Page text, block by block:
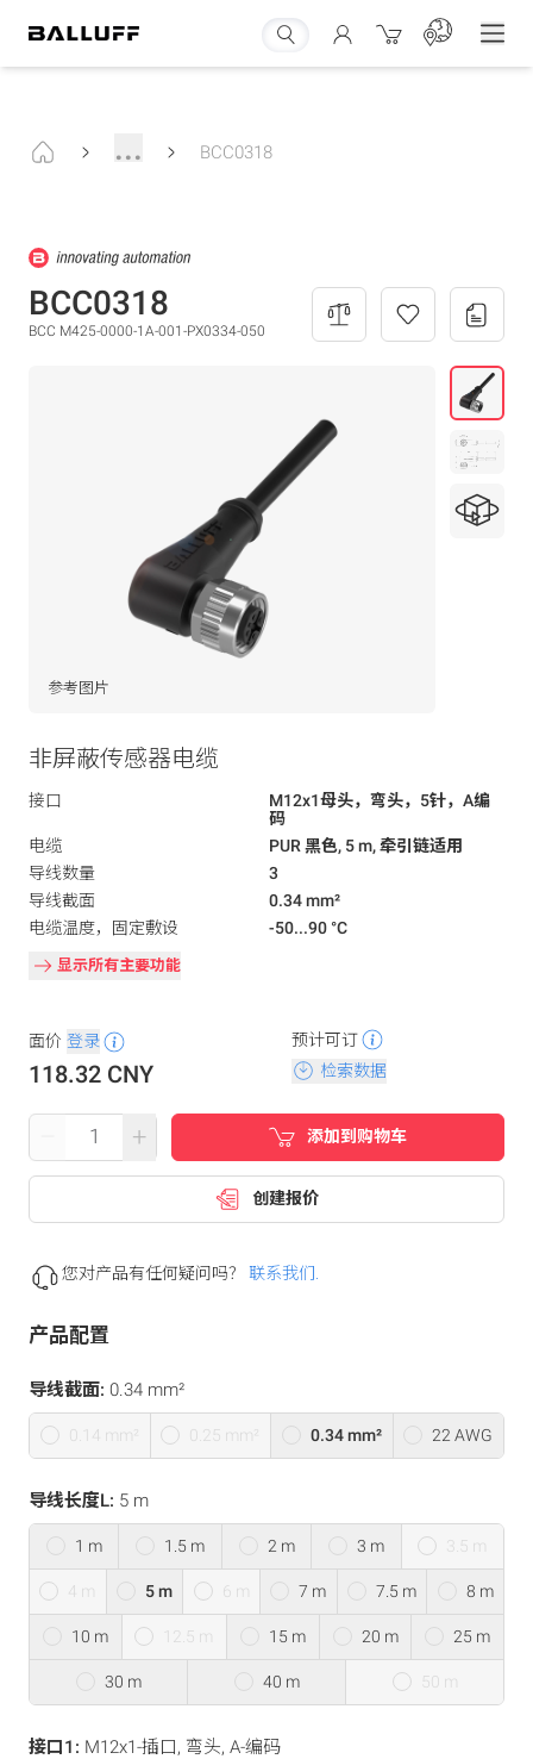
... BCC0318
BCC0318
BCC M425-0000-1A-001-PX0334-050
参考图片
非屏蔽传感器电缆
接口
M12x1母头，弯头，5针，A编
码
电缆
PUR 黑色, 5 m, 牵引链适用
导线数量
3
导线截面
0.34 mm²
电缆温度，固定敷设
-50...90 °C
显示所有主要功能
面价 登录
118.32 CNY
预计可订
检索数据
+ 添加到购物车
创建报价
您对产品有任何疑问吗？ 联系我们.
产品配置
导线截面: 0.34 mm²
0.14 mm² 0.25 mm² 0.34 mm² 22 AWG
导线长度L: 5 m
1 m 1.5 m 2 m 3 m 3.5 m
4 m 5 m 6 m 7 m 7.5 m 8 m
10 m 12.5 m 15 m 20 m 25 m
30 m 40 m 50 m
接口1: M12x1-插口, 弯头, A-编码